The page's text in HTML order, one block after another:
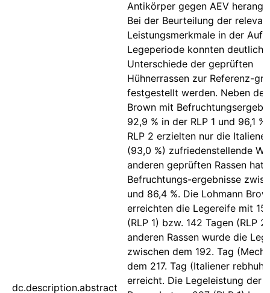
dc.description.abstract
Antikörper gegen AEV
Bei der Beurteilung der
Leistungsmerkmale in der
Legeperiode konnten deutliche
Unterschiede der geprüften
Hühnerrassen zur Referenz-
festgestellt werden. Neben
Brown mit
92,9 % in der RLP 1 und 96,1
RLP 2 erzielten nur die
(93,0 %) zufriedenstellende
anderen geprüften Rassen
Befruchtungs-ergebnisse
und 86,4 %. Die Lohmann
erreichten die Legereife mit
(RLP 1) bzw. 142 Tagen (RLP
anderen Rassen wurde die
zwischen dem 192. Tag
dem 217. Tag (Italiener
erreicht. Die Legeleistung der